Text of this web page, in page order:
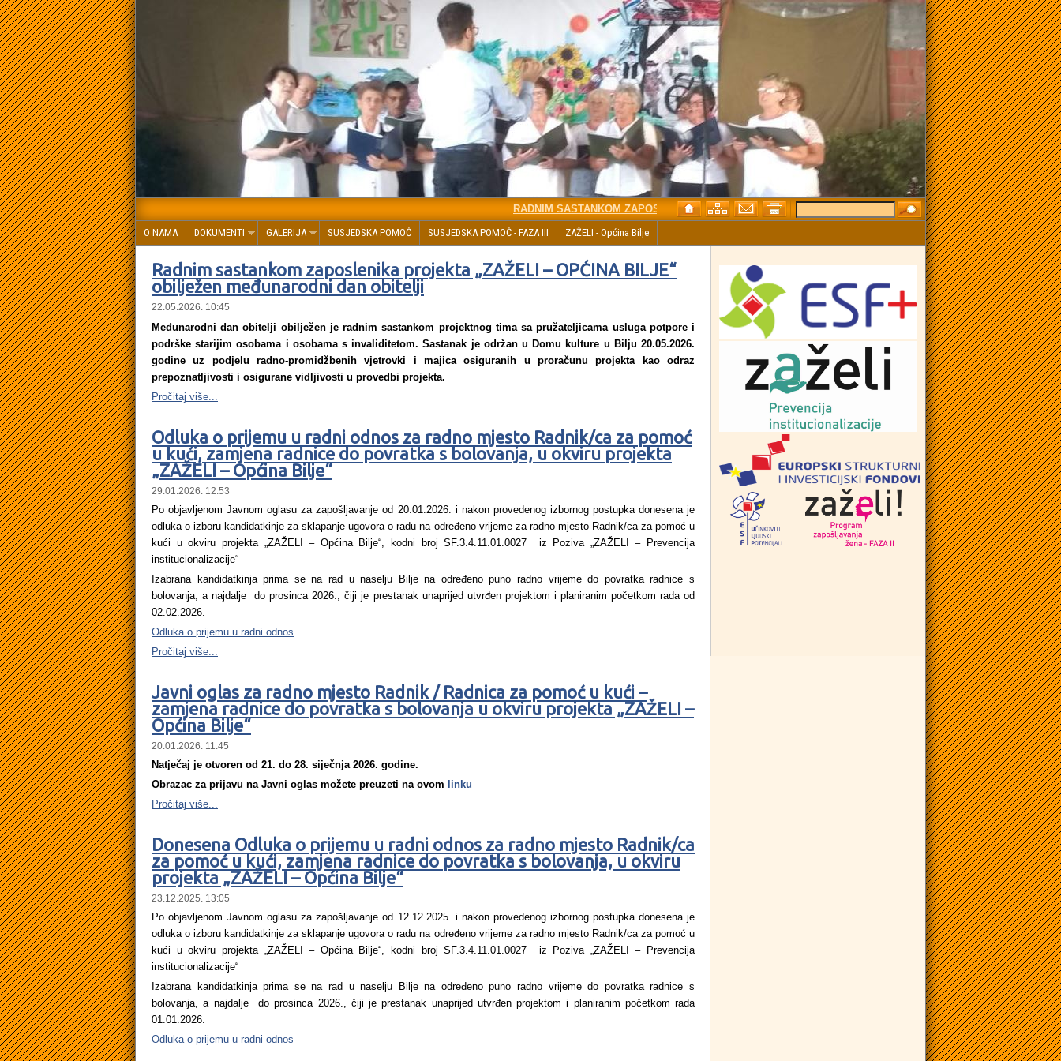
RADNIM SASTANKOM ZAPOSLENIKA PROJEKTA „ZAŽELI – OPĆINA BILJE“ OBILJEŽEN MEĐUNARODNI DAN
O NAMA
DOKUMENTI GALERIJA SUSJEDSKA POMOĆ SUSJEDSKA POMOĆ - FAZA III ZAŽELI - Općina Bilje
Radnim sastankom zaposlenika projekta „ZAŽELI – OPĆINA BILJE“
obilježen međunarodni dan obitelji
22.05.2026. 10:45
Međunarodni dan obitelji obilježen je radnim sastankom projektnog tima sa pružateljicama usluga potpore i
podrške starijim osobama i osobama s invaliditetom. Sastanak je održan u Domu kulture u Bilju 20.05.2026.
godine uz podjelu radno-promidžbenih vjetrovki i majica osiguranih u proračunu projekta kao odraz
prepoznatljivosti i osigurane vidljivosti u provedbi projekta.
Pročitaj više...
Odluka o prijemu u radni odnos za radno mjesto Radnik/ca za pomoć
u kući, zamjena radnice do povratka s bolovanja, u okviru projekta
„ZAŽELI – Općina Bilje“
29.01.2026. 12:53
Po objavljenom Javnom oglasu za zapošljavanje od 20.01.2026. i nakon provedenog izbornog postupka donesena je
odluka o izboru kandidatkinje za sklapanje ugovora o radu na određeno vrijeme za radno mjesto Radnik/ca za pomoć u
kući u okviru projekta „ZAŽELI – Općina Bilje“, kodni broj SF.3.4.11.01.0027 iz Poziva „ZAŽELI – Prevencija
institucionalizacije“
Izabrana kandidatkinja prima se na rad u naselju Bilje na određeno puno radno vrijeme do povratka radnice s
bolovanja, a najdalje do prosinca 2026., čiji je prestanak unaprijed utvrđen projektom i planiranim početkom rada od
02.02.2026.
Odluka o prijemu u radni odnos
Pročitaj više...
Javni oglas za radno mjesto Radnik / Radnica za pomoć u kući –
zamjena radnice do povratka s bolovanja u okviru projekta „ZAŽELI –
Općina Bilje“
20.01.2026. 11:45
Natječaj je otvoren od 21. do 28. siječnja 2026. godine.
Obrazac za prijavu na Javni oglas možete preuzeti na ovom
linku
Pročitaj više...
Donesena Odluka o prijemu u radni odnos za radno mjesto Radnik/ca
za pomoć u kući, zamjena radnice do povratka s bolovanja, u okviru
projekta „ZAŽELI – Općina Bilje“
23.12.2025. 13:05
Po objavljenom Javnom oglasu za zapošljavanje od 12.12.2025. i nakon provedenog izbornog postupka donesena je
odluka o izboru kandidatkinje za sklapanje ugovora o radu na određeno vrijeme za radno mjesto Radnik/ca za pomoć u
kući u okviru projekta „ZAŽELI – Općina Bilje“, kodni broj SF.3.4.11.01.0027 iz Poziva „ZAŽELI – Prevencija
institucionalizacije“
Izabrana kandidatkinja prima se na rad u naselju Bilje na određeno puno radno vrijeme do povratka radnice s
bolovanja, a najdalje do prosinca 2026., čiji je prestanak unaprijed utvrđen projektom i planiranim početkom rada
01.01.2026.
Odluka o prijemu u radni odnos